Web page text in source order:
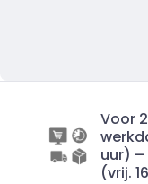
Voor
uur) –
(vrij.